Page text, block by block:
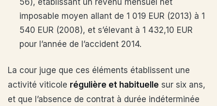
56), établissant un revenu mensuel net
imposable moyen allant de 1 019 EUR (2013) à 1
540 EUR (2008), et s’élevant à 1 432,10 EUR
pour l’année de l’accident 2014.
La cour juge que ces éléments établissent une
activité viticole régulière et habituelle sur six ans,
et que l’absence de contrat à durée indéterminée